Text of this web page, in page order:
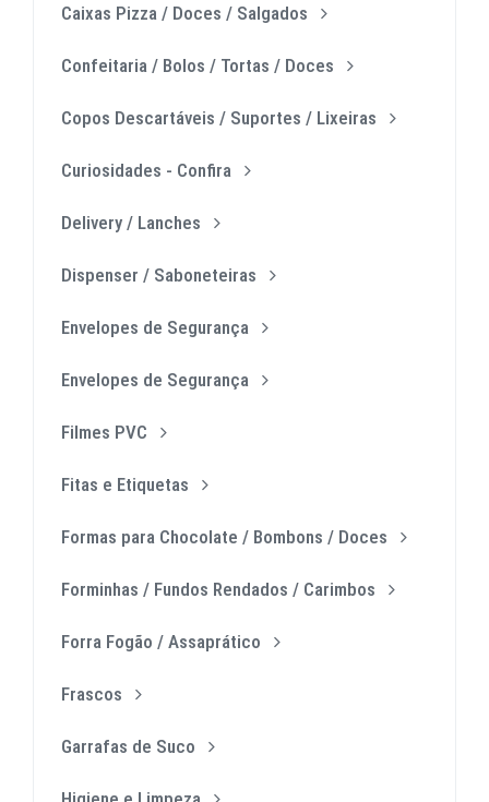
Caixas Pizza / Doces / Salgados
Confeitaria / Bolos / Tortas / Doces
Copos Descartáveis / Suportes / Lixeiras
Curiosidades - Confira
Delivery / Lanches
Dispenser / Saboneteiras
Envelopes de Segurança
Envelopes de Segurança
Filmes PVC
Fitas e Etiquetas
Formas para Chocolate / Bombons / Doces
Forminhas / Fundos Rendados / Carimbos
Forra Fogão / Assaprático
Frascos
Garrafas de Suco